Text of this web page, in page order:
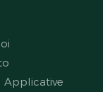
Applicative